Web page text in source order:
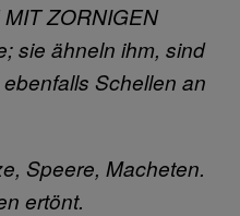
ZORNIGEN
sie ähneln ihm, sind
Schellen an
Speere, Macheten.
ertönt.